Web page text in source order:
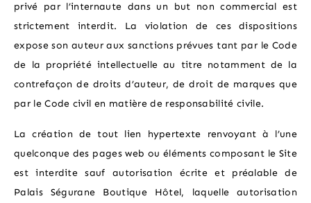
privé par l’internaute dans un but non commercial est
strictement interdit. La violation de ces dispositions
expose son auteur aux sanctions prévues tant par le Code
de la propriété intellectuelle au titre notamment de la
contrefaçon de droits d’auteur, de droit de marques que
par le Code civil en matière de responsabilité civile.
La création de tout lien hypertexte renvoyant à l’une
quelconque des pages web ou éléments composant le Site
est interdite sauf autorisation écrite et préalable de
Palais Ségurane Boutique Hôtel, laquelle autorisation